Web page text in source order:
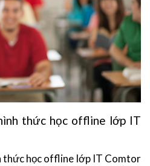
thức học offline lớp IT
thức học offline lớp IT Comtor